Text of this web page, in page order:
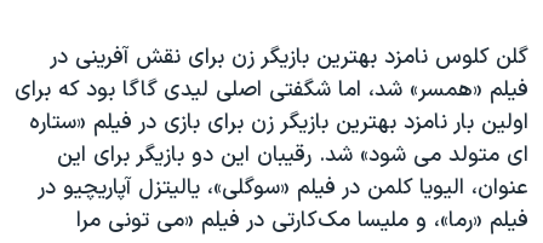
گلن کلوس نامزد بهترین بازیگر زن برای نقش آفرینی در
فیلم «همسر» شد، اما شگفتی اصلی لیدی گاگا بود که برای
اولین بار نامزد بهترین بازیگر زن برای بازی در فیلم «ستاره
ای متولد می شود» شد. رقیبان این دو بازیگر برای این
عنوان، الیویا کلمن در فیلم «سوگلی»، یالیتزل آپاریچیو در
فیلم «رما»، و ملیسا مک‌کارتی در فیلم «می تونی مرا